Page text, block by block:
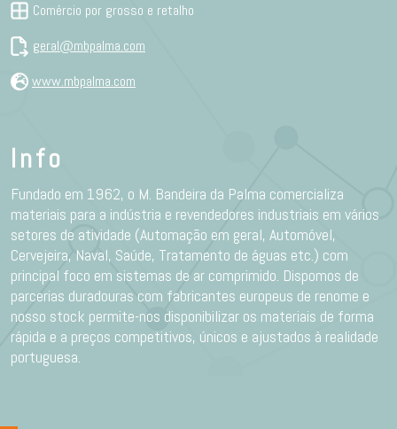
Comércio por grosso e retalho
geral@mbpalma.com
www.mbpalma.com
Info
Fundado em 1962, o M. Bandeira da Palma comercializa
materiais para a indústria e revendedores industriais em vários
setores de atividade (Automação em geral, Automóvel,
Cervejeira, Naval, Saúde, Tratamento de águas etc.) com
principal foco em sistemas de ar comprimido. Dispomos de
parcerias duradouras com fabricantes europeus de renome e
nosso stock permite-nos disponibilizar os materiais de forma
rápida e a preços competitivos, únicos e ajustados à realidade
portuguesa.